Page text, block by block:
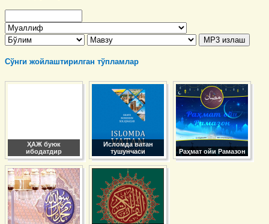
Сўнги жойлаштирилган тўпламлар
ҲАЖ буюк
ибодатдир
Исломда ватан
тушунчаси
Раҳмат ойи Рамазон